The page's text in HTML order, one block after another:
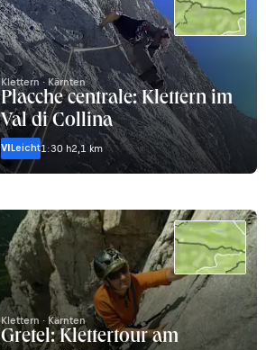
Klettern · Kärnten
Placche centrale: Klettern im
Val di Collina
VILeicht1:30 h2,1 km
Klettern · Kärnten
Gretel: Klettertour am